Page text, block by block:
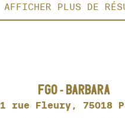
AFFICHER PLUS DE
FGO - BARBARA
1 rue Fleury, 75018